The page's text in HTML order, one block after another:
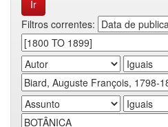
Filtros correntes: